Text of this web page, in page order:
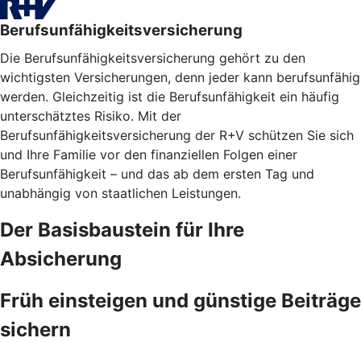
Berufsunfähigkeitsversicherung
Die Berufsunfähigkeitsversicherung gehört zu den
wichtigsten Versicherungen, denn jeder kann berufsunfähig
werden. Gleichzeitig ist die Berufsunfähigkeit ein häufig
unterschätztes Risiko. Mit der
Berufsunfähigkeitsversicherung der R+V schützen Sie sich
und Ihre Familie vor den finanziellen Folgen einer
Berufsunfähigkeit – und das ab dem ersten Tag und
unabhängig von staatlichen Leistungen.
Der Basisbaustein für Ihre
Absicherung
Früh einsteigen und günstige Beiträge
sichern